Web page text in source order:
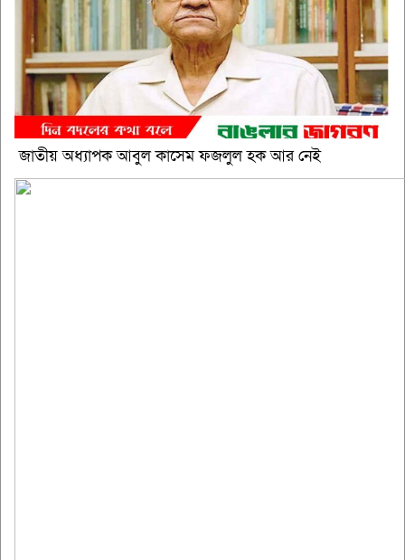
জাতীয় অধ্যাপক আবুল কাসেম ফজলুল হক আর নেই